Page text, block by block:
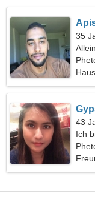
35
43
Ich